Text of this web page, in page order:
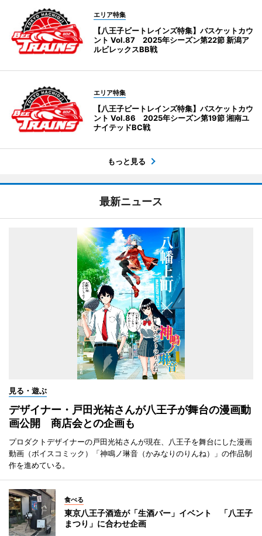
エリア特集
【八王子ビートレインズ特集】バスケットカウ
ント Vol.87 2025年シーズン第22節 新潟ア
ルビレックスBB戦
エリア特集
【八王子ビートレインズ特集】バスケットカウ
ント Vol.86 2025年シーズン第19節 湘南ユ
ナイテッドBC戦
もっと見る
最新ニュース
見る・遊ぶ
デザイナー・戸田光祐さんが八王子が舞台の漫画動
画公開 商店会との企画も
プロダクトデザイナーの戸田光祐さんが現在、八王子を舞台にした漫画
動画（ボイスコミック）「神鳴ノ琳音（かみなりのりんね）」の作品制
作を進めている。
食べる
東京八王子酒造が「生酒バー」イベント 「八王子
まつり」に合わせ企画